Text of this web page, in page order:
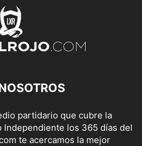
partidario que cubre la
Independiente los 365 días del
te acercamos la mejor